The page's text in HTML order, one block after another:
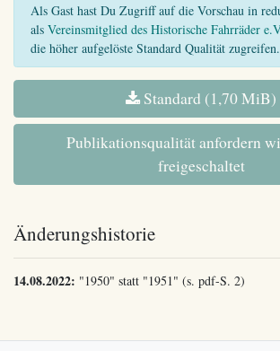
Als Gast hast Du Zugriff auf die Vorschau in
als Vereinsmitglied des Historische Fahrräder
die höher aufgelöste Standard Qualität zugreifen.
Standard (1,70 MiB)
Publikationsqualität anfordern
freigeschaltet
Änderungshistorie
14.08.2022: "1950" statt "1951" (s. pdf-S. 2)